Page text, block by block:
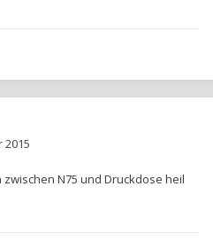
2015
N75 und Druckdose heil